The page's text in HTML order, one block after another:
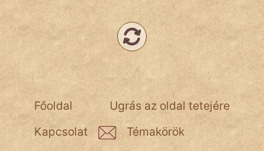
Népszerű szerzőink:
Jób Gedeon
Ugrás az oldal tetejére
Főoldal
Kapcsolat
Témakörök